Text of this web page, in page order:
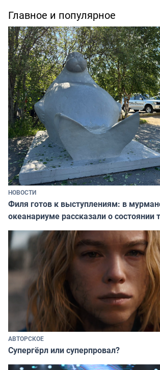
Главное и популярное
НОВОСТИ
Филя готов к выступлениям: в
океанариуме рассказали о состоянии
АВТОРСКОЕ
Супергёрл или суперпровал?